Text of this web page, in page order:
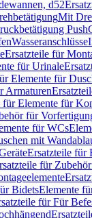
d52
Mit
Wasseranschlüsse
Ersatzteile für
für Urinale
Elemente für
Armaturen
für Elemente für
für
für WCs
mit
Ersatzteile für
für Zubehör
BidetsElemente
für Für